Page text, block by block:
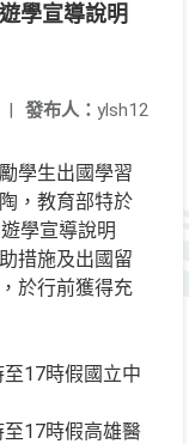
學宣導說明
發布人： ylsh12
|
學生出國學習
，教育部特於
學宣導說明
措施及出國留
於行前獲得充
17時假國立中
17時假高雄醫